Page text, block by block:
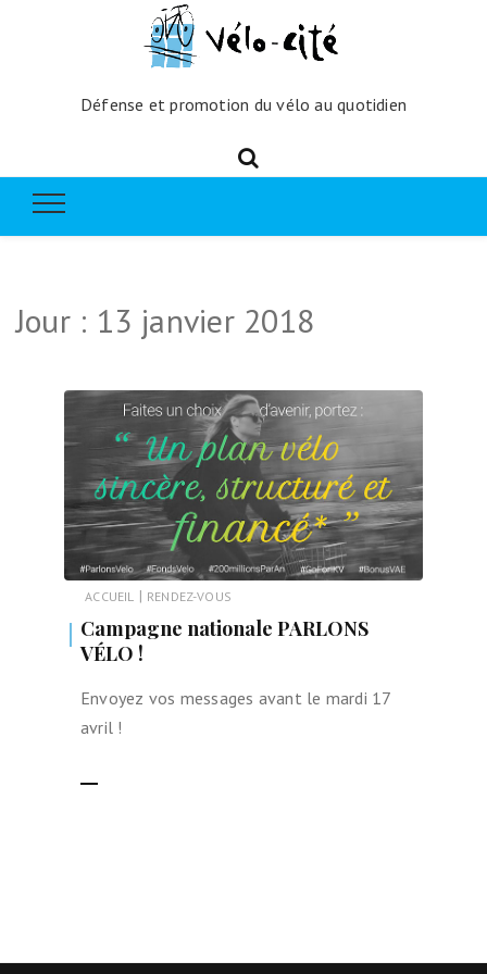
Défense et promotion du vélo au quotidien
Jour : 13 janvier 2018
ACCUEIL | RENDEZ-VOUS
Campagne nationale PARLONS
VÉLO !
Envoyez vos messages avant le mardi 17
avril !